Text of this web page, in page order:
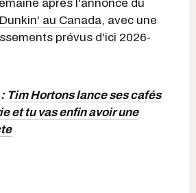
après l'annonce du
au Canada, avec une
prévus d'ici 2026-
: Tim Hortons lance ses cafés
et tu vas enfin avoir une